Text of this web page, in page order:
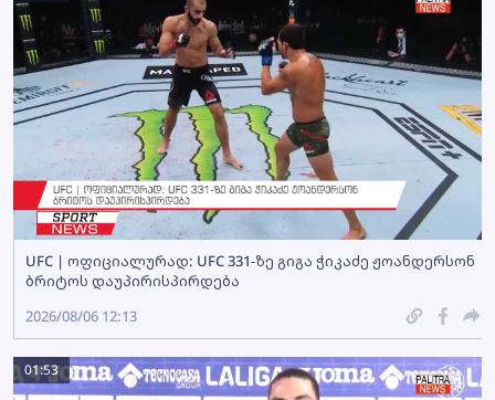
UFC | ოფიციალურად: UFC 331-ზე გიგა ჭიკაძე ჟოანდერსონ
ბრიტოს დაუპირისპირდება
2026/08/06 12:13
01:53